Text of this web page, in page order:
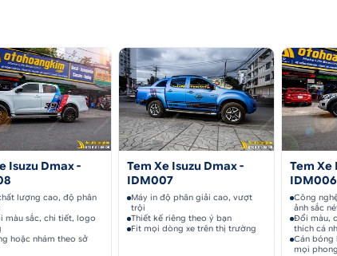
Isuzu Dmax -
lượng cao, độ phân
màu sắc, chi tiết, logo
hoặc nhám theo sở
Tem Xe Isuzu Dmax -
IDM007
Máy in độ phân giải cao, vượt
trội
Thiết kế riêng theo ý bạn
Fit mọi dòng xe trên thị trường
Tem Xe
IDM006
Công
ảnh sắc
Đổi màu,
thích cá
Cán bóng
mọi